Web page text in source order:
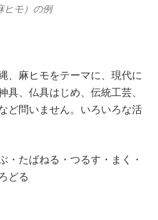
ヒモ）の例
、麻ヒモをテーマに、現代に
具、仏具はじめ、伝統工芸、
ど問いません。いろいろな活
たばねる・つるす・まく・
どる